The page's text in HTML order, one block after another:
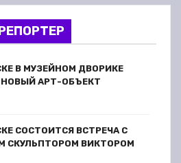
В МУЗЕЙНОМ ДВОРИКЕ
АРТ-ОБЪЕКТ
СОСТОИТСЯ ВСТРЕЧА С
СКУЛЬПТОРОМ ВИКТОРОМ